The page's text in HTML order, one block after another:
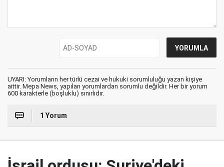
UYARI: Yorumların her türlü cezai ve hukuki sorumluluğu yazan kişiye
aittir. Mepa News, yapılan yorumlardan sorumlu değildir. Her bir yorum
600 karakterle (boşluklu) sınırlıdır.
1 Yorum